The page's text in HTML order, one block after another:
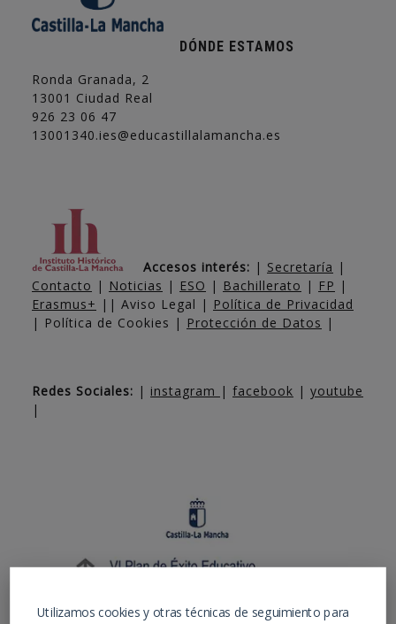
DÓNDE ESTAMOS
Ronda Granada, 2
13001 Ciudad Real
926 23 06 47
13001340.ies@educastillalamancha.es
Accesos interés: | Secretaría |
Contacto | Noticias | ESO | Bachillerato | FP |
Erasmus+ || Aviso Legal | Política de Privacidad
| Política de Cookies | Protección de Datos |
Redes Sociales: | instagram | facebook | youtube
|
Utilizamos cookies y otras técnicas de seguimiento para